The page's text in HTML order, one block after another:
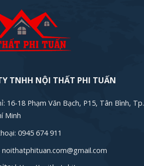
TNHH NỘI THẤT PHI TUẤN
16-18 Phạm Văn Bạch, P15, Tân Bình, Tp.
Minh
0945 674 911
noithatphituan.com@gmail.com